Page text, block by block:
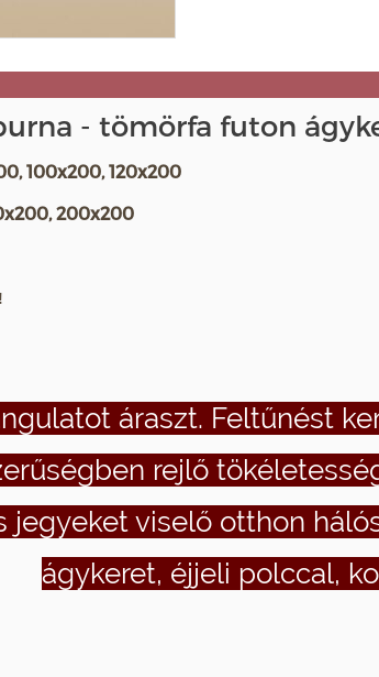
- tömörfa futon
100x200, 120x200
200x200
áraszt. Feltűnést
rejlő
viselő otthon
ágykeret, éjjeli polccal,